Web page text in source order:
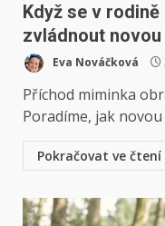
Když se v
zvládnout
Eva Nováčková
Příchod miminka
Poradíme, jak
Pokračovat ve čtení